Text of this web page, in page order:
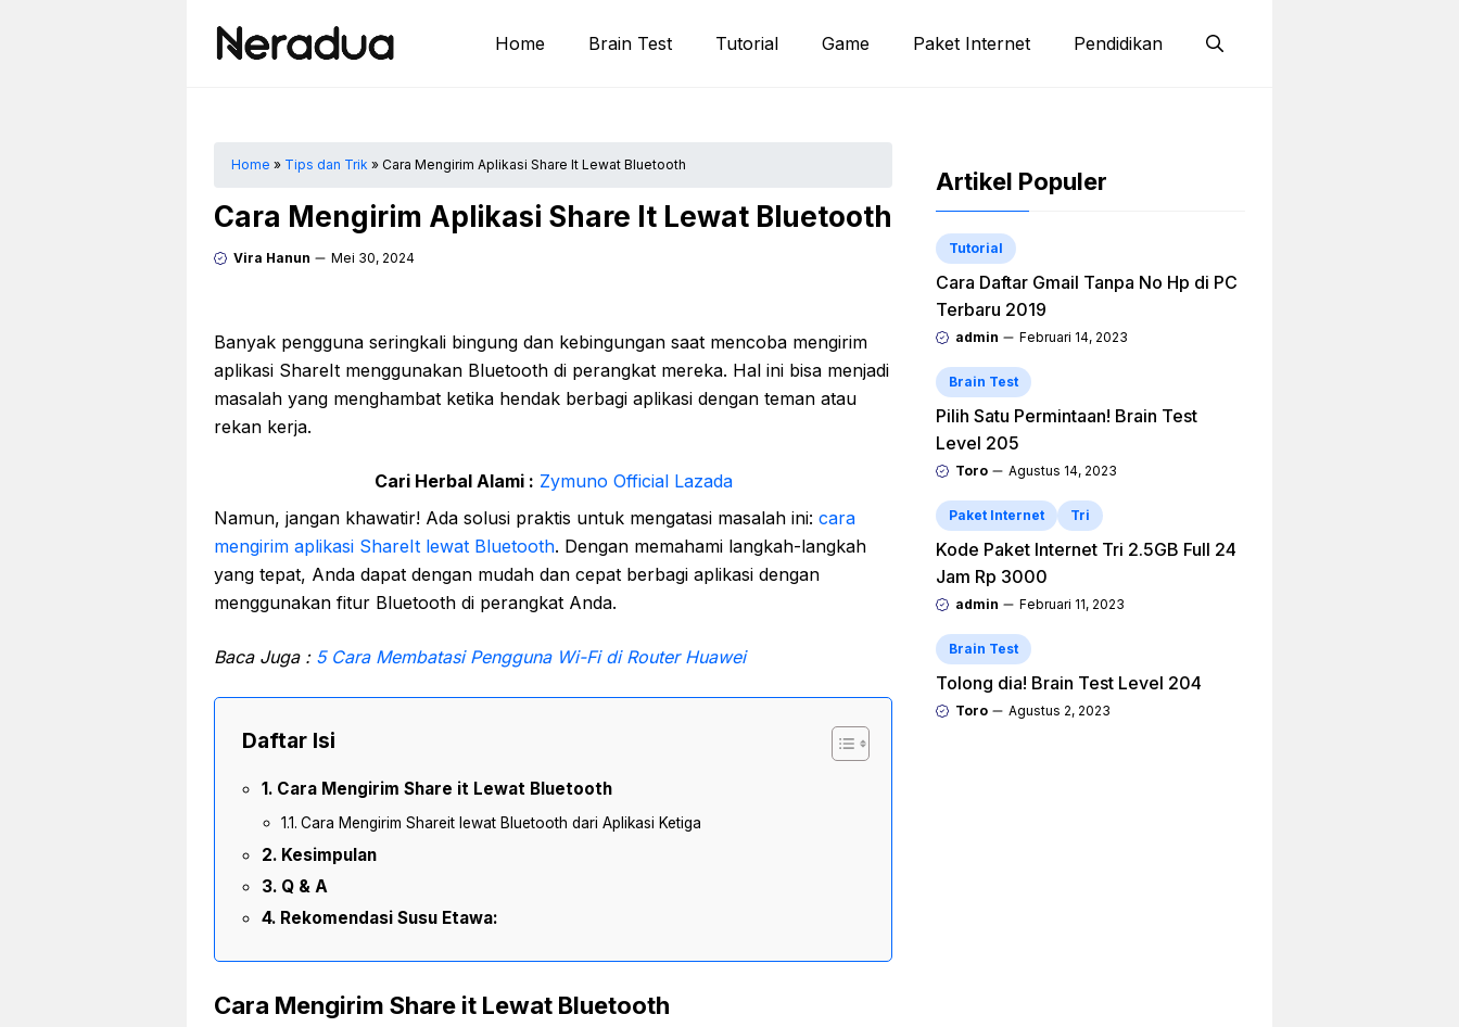
Home Brain Test Tutorial Game Paket Internet Pendidikan
Home » Tips dan Trik » Cara Mengirim Aplikasi Share It Lewat Bluetooth
Cara Mengirim Aplikasi Share It Lewat Bluetooth
Vira Hanun Mei 30, 2024
Banyak pengguna seringkali bingung dan kebingungan saat mencoba mengirim
aplikasi ShareIt menggunakan Bluetooth di perangkat mereka. Hal ini bisa menjadi
masalah yang menghambat ketika hendak berbagi aplikasi dengan teman atau
rekan kerja.
Cari Herbal Alami : Zymuno Official Lazada
Namun, jangan khawatir! Ada solusi praktis untuk mengatasi masalah ini: cara
mengirim aplikasi ShareIt lewat Bluetooth. Dengan memahami langkah-langkah
yang tepat, Anda dapat dengan mudah dan cepat berbagi aplikasi dengan
menggunakan fitur Bluetooth di perangkat Anda.
Baca Juga : 5 Cara Membatasi Pengguna Wi-Fi di Router Huawei
Daftar Isi
Cara Mengirim Share it Lewat Bluetooth
Cara Mengirim Shareit lewat Bluetooth dari Aplikasi Ketiga
Kesimpulan
Q & A
Rekomendasi Susu Etawa:
Cara Mengirim Share it Lewat Bluetooth
Artikel Populer
Tutorial
Cara Daftar Gmail Tanpa No Hp di PC
Terbaru 2019
admin Februari 14, 2023
Brain Test
Pilih Satu Permintaan! Brain Test
Level 205
Toro Agustus 14, 2023
Paket Internet Tri
Kode Paket Internet Tri 2.5GB Full 24
Jam Rp 3000
admin Februari 11, 2023
Brain Test
Tolong dia! Brain Test Level 204
Toro Agustus 2, 2023